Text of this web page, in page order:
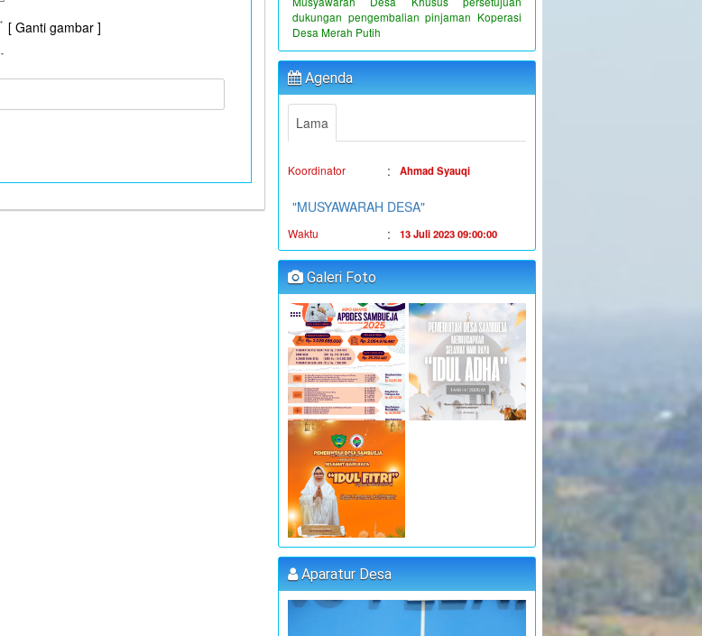
[ Ganti gambar ]
dukungan pengembalian pinjaman Koperasi
Desa Merah Putih
Agenda
Lama
"PENYALURAN BLT-DD TAHUN
Waktu
Lokasi :
Koordinator
"MUSYAWARAH DESA"
Lokasi :
Koordinator :
JUFRI (SEKDES
SAMBUEJA)
"MUSYAWARAH DESA"
Waktu : 14 Juli 2023 09:00:00
Lokasi : Kantor Desa Sambueja
Koordinator :
JUFRI (SEKDES
SAMBUEJA)
"MUSYAWARAH DESA"
Waktu
Lokasi : Kantor Desa Sambueja
Koordinator :
PELATIHAN FORUM DISABILITAS T.A
2023
Waktu : 31 Juli 2023 09:00:00
Kantor Desa Sambueja
Galeri Foto
Aparatur Desa